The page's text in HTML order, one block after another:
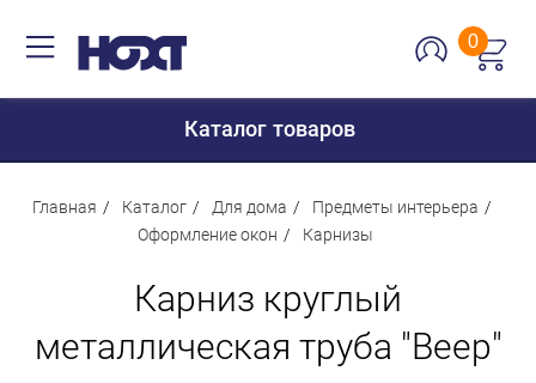
0
Каталог товаров
Сантехника
Главная Каталог Для дома
Предметы интерьера
Оформление окон
Карнизы
Карниз круглый
металлическая труба "Веер"